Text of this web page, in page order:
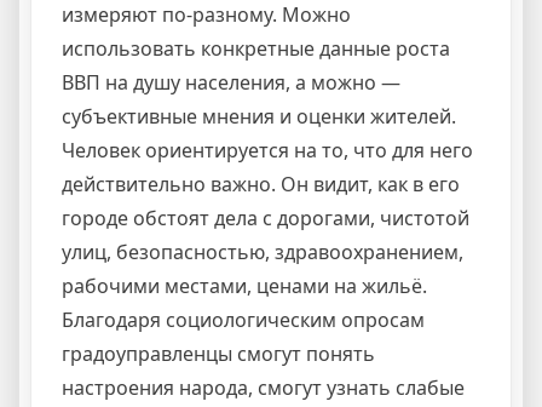
измеряют по-разному. Можно
использовать конкретные данные роста
ВВП на душу населения, а можно —
субъективные мнения и оценки жителей.
Человек ориентируется на то, что для него
действительно важно. Он видит, как в его
городе обстоят дела с дорогами, чистотой
улиц, безопасностью, здравоохранением,
рабочими местами, ценами на жильё.
Благодаря социологическим опросам
градоуправленцы смогут понять
настроения народа, смогут узнать слабые